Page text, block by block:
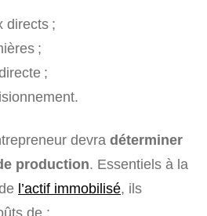
directs ;
;
;
devra déterminer
production. Essentiels à la
l’actif immobilisé, ils
de :